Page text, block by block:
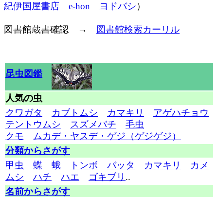
紀伊国屋書店
e-hon ヨドバシ）
図書館蔵書確認 → 図書館検索カーリル
昆虫図鑑
人気の虫
クワガタ
カブトムシ カマキリ
アゲハチョウ
テントウムシ
スズメバチ
毛虫
クモ
ムカデ・ヤスデ・ゲジ（ゲジゲジ）
分類からさがす
甲虫
蝶 蛾 トンボ バッタ カマキリ
カメ
ムシ
ハチ ハエ ゴキブリ ..
名前からさがす